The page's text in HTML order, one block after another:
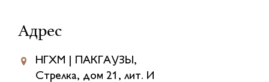
Адрес
НГХМ | ПАКГАУЗЫ,
Стрелка, дом 21, лит. И